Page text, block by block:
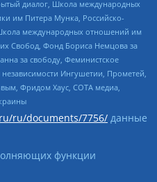
диалог, Школа международных
им Питера Мунка, Российско-
международных отношений им
Свобод, Фонд Бориса Немцова за
за свободу, Феминистское
Ингушетии, Прометей,
Фридом Хаус, СОТА медиа,
ru/documents/7756/ данные
функции